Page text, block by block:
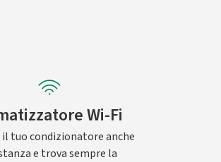
Wi-Fi
il tuo condizionatore anche
e trova sempre la